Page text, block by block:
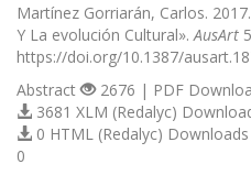
Martínez Gorriarán, Carlos.
Y La evolución Cultural». AusArt
https://doi.org/10.1387/
Abstract
2676 | PDF
3681 XLM (Redalyc)
0 HTML (Redalyc) Downloads
0